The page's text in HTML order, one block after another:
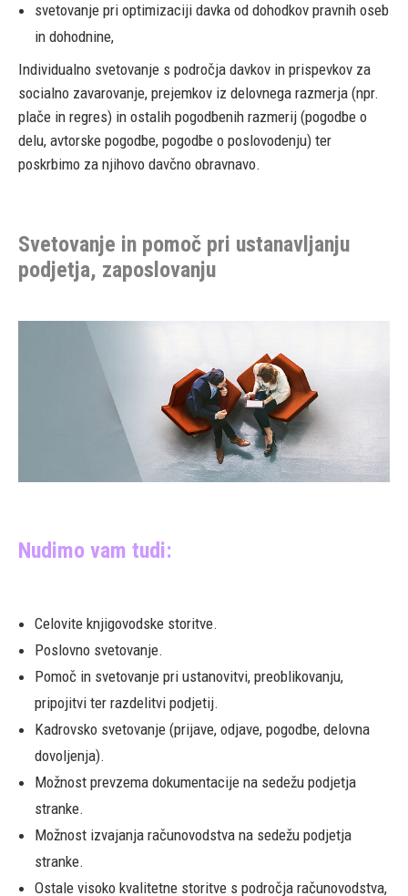
svetovanje pri optimizaciji davka od dohodkov pravnih oseb
in dohodnine,
Individualno svetovanje s področja davkov in prispevkov za
socialno zavarovanje, prejemkov iz delovnega razmerja (npr.
plače in regres) in ostalih pogodbenih razmerij (pogodbe o
delu, avtorske pogodbe, pogodbe o poslovodenju) ter
poskrbimo za njihovo davčno obravnavo.
Svetovanje in pomoč pri ustanavljanju
podjetja, zaposlovanju
Nudimo vam tudi:
Celovite knjigovodske storitve.
Poslovno svetovanje.
Pomoč in svetovanje pri ustanovitvi, preoblikovanju,
pripojitvi ter razdelitvi podjetij.
Kadrovsko svetovanje (prijave, odjave, pogodbe, delovna
dovoljenja).
Možnost prevzema dokumentacije na sedežu podjetja
stranke.
Možnost izvajanja računovodstva na sedežu podjetja
stranke.
Ostale visoko kvalitetne storitve s področja računovodstva,